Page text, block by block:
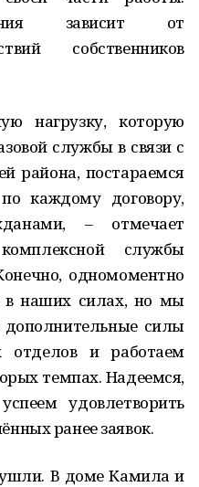
зависит от
собственников
нагрузку, которую
службы в связи с
района, постараемся
каждому договору,
– отмечает
службы
одномоментно
в наших силах, но мы
дополнительные силы
отделов и работаем
темпах. Надеемся,
удовлетворить
ранее заявок.
ушли. В доме Камила и